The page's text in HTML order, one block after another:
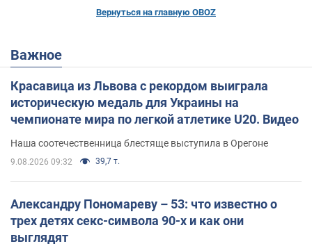
Вернуться на главную OBOZ
Важное
Красавица из Львова с рекордом выиграла
историческую медаль для Украины на
чемпионате мира по легкой атлетике U20. Видео
Наша соотечественница блестяще выступила в Орегоне
9.08.2026 09:32 39,7 т.
Александру Пономареву – 53: что известно о
трех детях секс-символа 90-х и как они
выглядят